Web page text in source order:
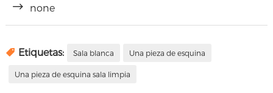
none
Etiquetas: Sala blanca Una pieza de esquina
Una pieza de esquina sala limpia